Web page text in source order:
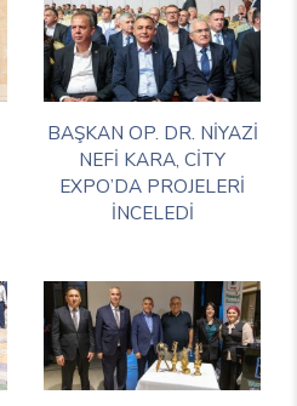
BAŞKAN OP. DR. NİYAZİ
NEFİ KARA, CİTY
EXPO’DA PROJELERİ
İNCELEDİ